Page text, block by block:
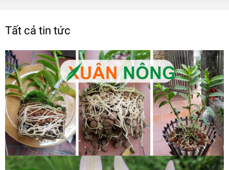
Tất cả tin tức